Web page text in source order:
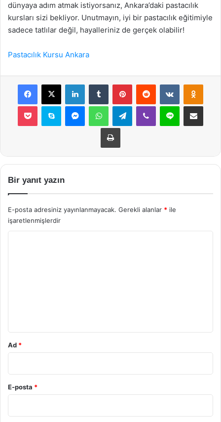
dünyaya adım atmak istiyorsanız, Ankara’daki pastacılık
kursları sizi bekliyor. Unutmayın, iyi bir pastacılık eğitimiyle
sadece tatlılar değil, hayalleriniz de gerçek olabilir!
Pastacılık Kursu Ankara
Facebook
X LinkedInTumblr PinterestReddit VKontakte
Pocket Skype MessengerWhatsAppTelegramViber Line E-Posta ile
Yazdır
Bir yanıt yazın
E-posta adresiniz yayınlanmayacak. Gerekli alanlar * ile
işaretlenmişlerdir
Ad *
E-posta *